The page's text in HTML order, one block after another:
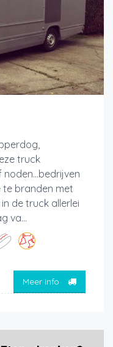
truck
te branden met
de truck allerlei
va...
Meer info